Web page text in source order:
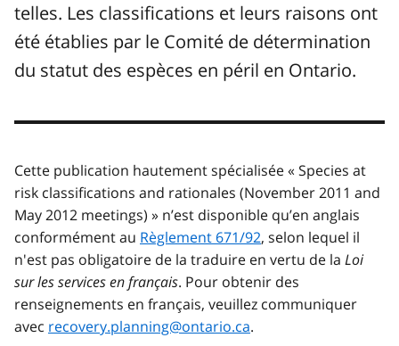
telles. Les classifications et leurs raisons ont
été établies par le Comité de détermination
du statut des espèces en péril en Ontario.
Cette publication hautement spécialisée « Species at
risk classifications and rationales (November 2011 and
May 2012 meetings) » n’est disponible qu’en anglais
conformément au Règlement 671/92, selon lequel il
n'est pas obligatoire de la traduire en vertu de la Loi
sur les services en français. Pour obtenir des
renseignements en français, veuillez communiquer
avec recovery.planning@ontario.ca.